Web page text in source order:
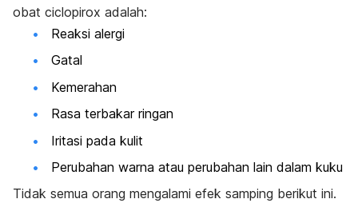
obat ciclopirox adalah:
Reaksi alergi
Gatal
Kemerahan
Rasa terbakar ringan
Iritasi pada kulit
Perubahan warna atau perubahan lain dalam kuku
Tidak semua orang mengalami efek samping berikut ini.